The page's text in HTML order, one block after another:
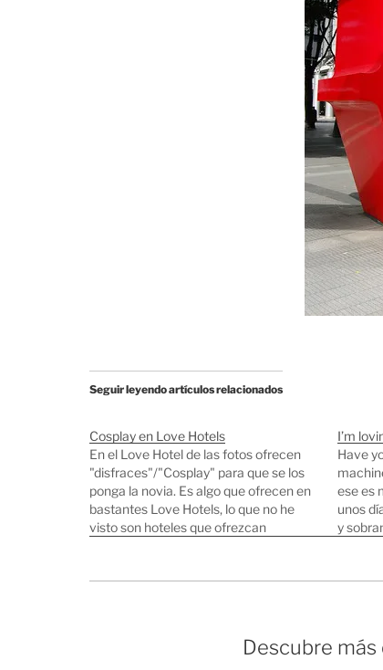
Seguir leyendo artículos relacionados
Cosplay en Love Hotels
En el Love Hotel de las fotos ofrecen
"disfraces"/"Cosplay" para que se los
ponga la novia. Es algo que ofrecen en
bastantes Love Hotels, lo que no he
visto son hoteles que ofrezcan
vestidos pero por otro lado…
I’m
Have
ese es
unos
y
Descubre más